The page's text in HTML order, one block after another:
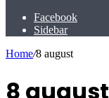
Facebook
Sidebar
Home/8 august
8 august